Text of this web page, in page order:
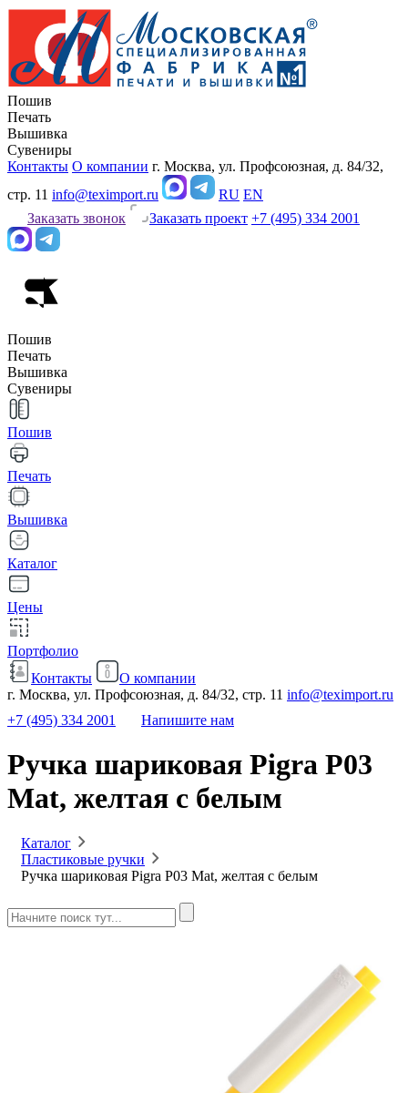
Пошив
Печать
Вышивка
Сувениры
Контакты О компании г. Москва, ул. Профсоюзная, д. 84/32,
стр. 11 info@teximport.ru RU EN
Заказать звонок
Заказать проект +7 (495) 334 2001
Пошив
Печать
Вышивка
Сувениры
Пошив
Печать
Вышивка
Каталог
Цены
Портфолио
Контакты
О компании
г. Москва, ул. Профсоюзная, д. 84/32, стр. 11 info@teximport.ru
+7 (495) 334 2001
Напишите нам
Ручка шариковая Pigra P03
Mat, желтая с белым
Каталог
Пластиковые ручки
Ручка шариковая Pigra P03 Mat, желтая с белым